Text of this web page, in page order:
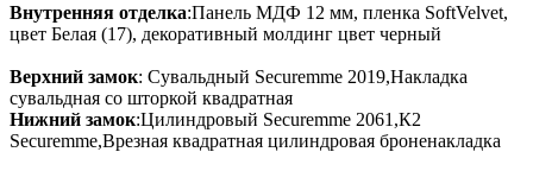
Внутренняя отделка:Панель МДФ 12 мм, пленка SoftVelvet,
цвет Белая (17), декоративный молдинг цвет черный
Верхний замок: Сувальдный Securemme 2019,Накладка
сувальдная со шторкой квадратная
Нижний замок:Цилиндровый Securemme 2061,К2
Securemme,Врезная квадратная цилиндровая броненакладка